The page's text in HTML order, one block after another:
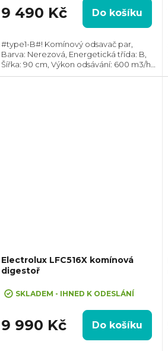
9 490 Kč Do košíku
#type1-B#! Komínový odsavač par,
Barva: Nerezová, Energetická třída: B,
Šířka: 90 cm, Výkon odsávání: 600 m3/h,
Průměr odtahu: 150 mm, Směr odtahu:
Electrolux LFC516X komínová
digestoř
SKLADEM - IHNED K ODESLÁNÍ
9 990 Kč Do košíku